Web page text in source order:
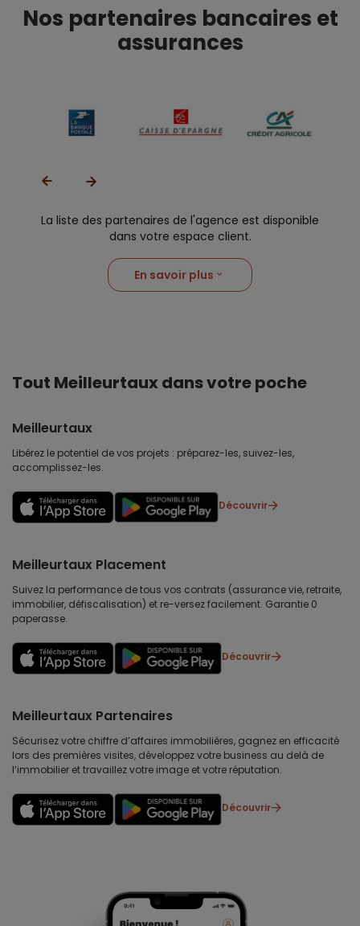
Nos partenaires bancaires et
assurances
La liste des partenaires de l'agence est disponible
dans votre espace client.
En savoir plus
Tout Meilleurtaux dans votre poche
Meilleurtaux
Libérez le potentiel de vos projets : préparez-les, suivez-les,
accomplissez-les.
Découvrir
Meilleurtaux Placement
Suivez la performance de tous vos contrats (assurance vie, retraite,
immobilier, défiscalisation) et re-versez facilement. Garantie 0
paperasse.
Découvrir
Meilleurtaux Partenaires
Sécurisez votre chiffre d’affaires immobilières, gagnez en efficacité
lors des premières visites, développez votre business au delà de
l’immobilier et travaillez votre image et votre réputation.
Découvrir